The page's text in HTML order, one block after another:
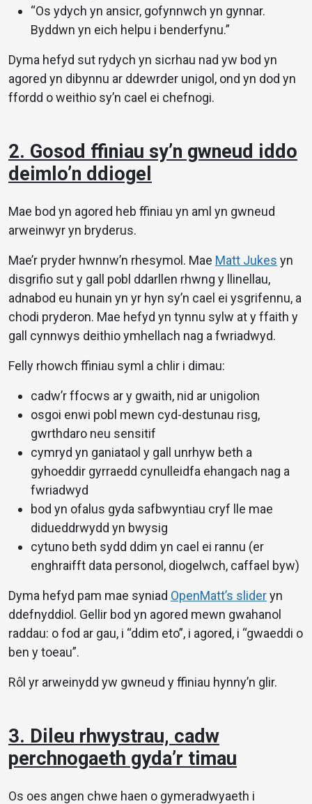
“Os ydych yn ansicr, gofynnwch yn gynnar.
Byddwn yn eich helpu i benderfynu.”
Dyma hefyd sut rydych yn sicrhau nad yw bod yn
agored yn dibynnu ar ddewrder unigol, ond yn dod yn
ffordd o weithio sy’n cael ei chefnogi.
2. Gosod ffiniau sy’n gwneud iddo
deimlo’n ddiogel
Mae bod yn agored heb ffiniau yn aml yn gwneud
arweinwyr yn bryderus.
Mae’r pryder hwnnw’n rhesymol. Mae Matt Jukes yn
disgrifio sut y gall pobl ddarllen rhwng y llinellau,
adnabod eu hunain yn yr hyn sy’n cael ei ysgrifennu, a
chodi pryderon. Mae hefyd yn tynnu sylw at y ffaith y
gall cynnwys deithio ymhellach nag a fwriadwyd.
Felly rhowch ffiniau syml a chlir i dimau:
cadw’r ffocws ar y gwaith, nid ar unigolion
osgoi enwi pobl mewn cyd-destunau risg,
gwrthdaro neu sensitif
cymryd yn ganiataol y gall unrhyw beth a
gyhoeddir gyrraedd cynulleidfa ehangach nag a
fwriadwyd
bod yn ofalus gyda safbwyntiau cryf lle mae
didueddrwydd yn bwysig
cytuno beth sydd ddim yn cael ei rannu (er
enghraifft data personol, diogelwch, caffael byw)
Dyma hefyd pam mae syniad OpenMatt’s slideryn
ddefnyddiol. Gellir bod yn agored mewn gwahanol
raddau: o fod ar gau, i “ddim eto”, i agored, i “gwaeddi o
ben y toeau”.
Rôl yr arweinydd yw gwneud y ffiniau hynny’n glir.
3. Dileu rhwystrau, cadw
perchnogaeth gyda’r timau
Os oes angen chwe haen o gymeradwyaeth i